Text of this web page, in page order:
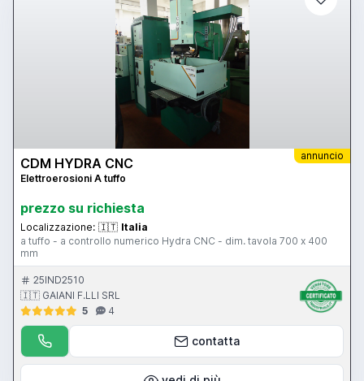
annuncio
CDM HYDRA CNC
Elettroerosioni A tuffo
prezzo su richiesta
Localizzazione: 🇮🇹 Italia
a tuffo - a controllo numerico Hydra CNC - dim. tavola 700 x 400
mm
25IND2510
🇮🇹 GAIANI F.LLI SRL
5
4
contatta